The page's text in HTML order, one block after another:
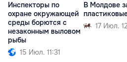
Инспекторы по
охране окружающей
среды борются с
незаконным выловом
рыбы
15 Июл. 11:31
В Молдове
17 Июл.